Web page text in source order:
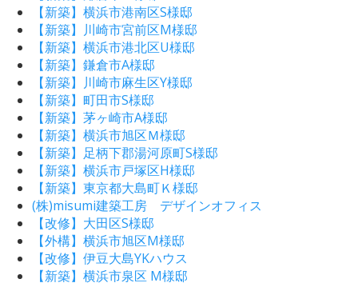
【新築】横浜市港南区S様邸
【新築】川崎市宮前区M様邸
【新築】横浜市港北区U様邸
【新築】鎌倉市A様邸
【新築】川崎市麻生区Y様邸
【新築】町田市S様邸
【新築】茅ヶ崎市A様邸
【新築】横浜市旭区Ｍ様邸
【新築】足柄下郡湯河原町S様邸
【新築】横浜市戸塚区H様邸
【新築】東京都大島町Ｋ様邸
(株)misumi建築工房 デザインオフィス
【改修】大田区S様邸
【外構】横浜市旭区M様邸
【改修】伊豆大島YKハウス
【新築】横浜市泉区 M様邸